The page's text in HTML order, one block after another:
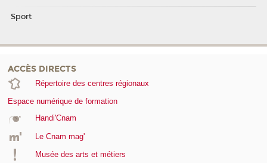
Sport
ACCÈS DIRECTS
Répertoire des centres régionaux
Espace numérique de formation
Handi'Cnam
Le Cnam mag'
Musée des arts et métiers